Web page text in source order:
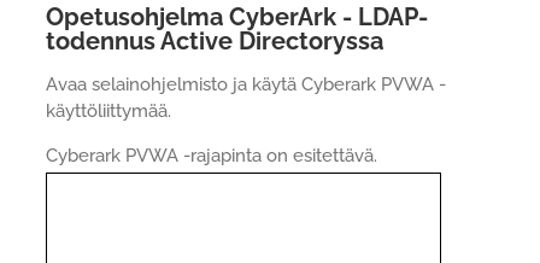
Opetusohjelma CyberArk - LDAP-
todennus Active Directoryssa
Avaa selainohjelmisto ja käytä Cyberark PVWA -
käyttöliittymää.
Cyberark PVWA -rajapinta on esitettävä.